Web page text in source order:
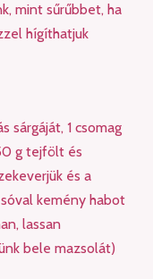
mint sűrűbbet, ha
hígíthatjuk
sárgáját, 1 csomag
g tejfölt és
és a
kemény habot
lassan
bele mazsolát)